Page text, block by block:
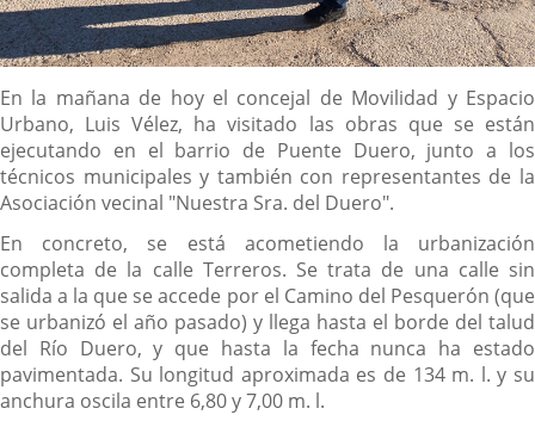
Descripción
En la mañana de hoy el concejal de Movilidad y Espacio
Urbano, Luis Vélez, ha visitado las obras que se están
ejecutando en el barrio de Puente Duero, junto a los
técnicos municipales y también con representantes de la
Asociación vecinal "Nuestra Sra. del Duero".
En concreto, se está acometiendo la urbanización
completa de la calle Terreros. Se trata de una calle sin
salida a la que se accede por el Camino del Pesquerón (que
se urbanizó el año pasado) y llega hasta el borde del talud
del Río Duero, y que hasta la fecha nunca ha estado
pavimentada. Su longitud aproximada es de 134 m. l. y su
anchura oscila entre 6,80 y 7,00 m. l.